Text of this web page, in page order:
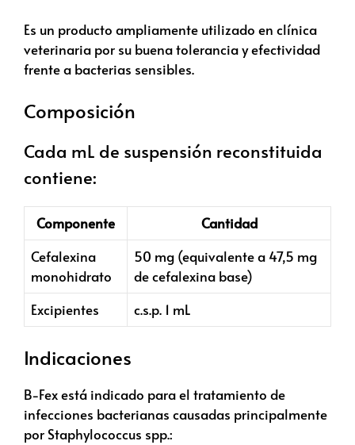
Es un producto ampliamente utilizado en clínica
veterinaria por su buena tolerancia y efectividad
frente a bacterias sensibles.
Composición
Cada mL de suspensión reconstituida
contiene:
Componente
Cantidad
Cefalexina
monohidrato
50 mg (equivalente a 47,5 mg
de cefalexina base)
Excipientes
c.s.p. 1 mL
Indicaciones
B-Fex está indicado para el tratamiento de
infecciones bacterianas causadas principalmente
por Staphylococcus spp.: